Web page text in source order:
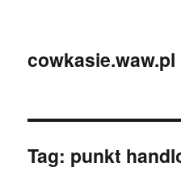
cowkasie.waw.pl
Tag: punkt